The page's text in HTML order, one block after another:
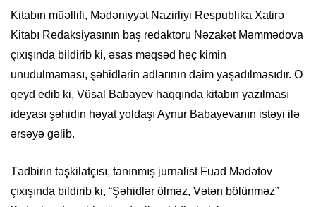
Kitabın müəllifi, Mədəniyyət Nazirliyi Respublika Xatirə
Kitabı Redaksiyasının baş redaktoru Nəzakət Məmmədova
çıxışında bildirib ki, əsas məqsəd heç kimin
unudulmaması, şəhidlərin adlarının daim yaşadılmasıdır. O
qeyd edib ki, Vüsal Babayev haqqında kitabın yazılması
ideyası şəhidin həyat yoldaşı Aynur Babayevanın istəyi ilə
ərsəyə gəlib.
Tədbirin təşkilatçısı, tanınmış jurnalist Fuad Mədətov
çıxışında bildirib ki, “Şəhidlər ölməz, Vətən bölünməz”